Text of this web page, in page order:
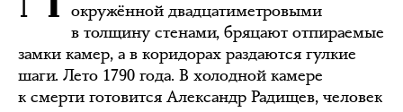
окружённой двадцатиметровыми
в толщину стенами, бряцают отпираемые
замки камер, а в коридорах раздаются гулкие
шаги. Лето 1790 года. В холодной камере
к смерти готовится Александр Радищев, человек